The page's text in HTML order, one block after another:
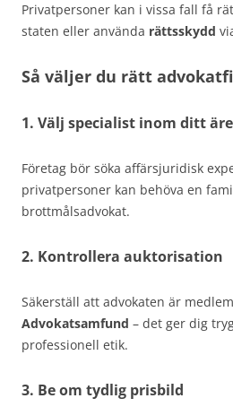
Privatpersoner kan i vissa fall få
staten eller använda rättsskydd
Så väljer du rätt
1. Välj specialist inom ditt
Företag bör söka affärsjuridisk
privatpersoner kan behöva en
brottmålsadvokat.
2. Kontrollera auktorisation
Säkerställ att advokaten är
Advokatsamfund – det ger dig
professionell etik.
3. Be om tydlig prisbild